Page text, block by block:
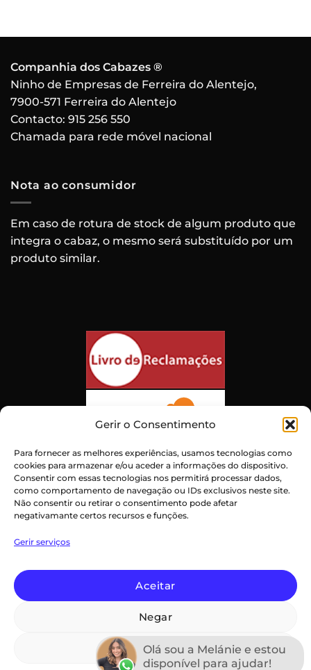
Gerir o Consentimento
Para fornecer as melhores experiências, usamos tecnologias como
cookies para armazenar e/ou aceder a informações do dispositivo.
Consentir com essas tecnologias nos permitirá processar dados,
como comportamento de navegação ou IDs exclusivos neste site.
Não consentir ou retirar o consentimento pode afetar
negativamante certos recursos e funções.
Gerir serviços
Aceitar
Negar
Ver preferências
Companhia dos Cabazes ®
Ninho de Empresas de Ferreira do Alentejo,
7900-571 Ferreira do Alentejo
Contacto: 915 256 550
Chamada para rede móvel nacional
Nota ao consumidor
Em caso de rotura de stock de algum produto que
integra o cabaz, o mesmo será substituído por um
produto similar.
Credit
Maestro
Declaração de privacidade (UE)
Termos e Condições
Imprint
Isenção de Responsabilidade
Política de Cookies (UE)
Termos e Condições
Olá sou a Melánie e estou
disponível para ajudar!